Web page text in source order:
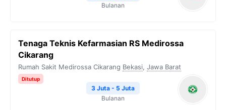
Bulanan
Tenaga Teknis Kefarmasian RS Medirossa
Cikarang
Rumah Sakit Medirossa Cikarang Bekasi, Jawa Barat
Ditutup
3 Juta - 5 Juta
Bulanan